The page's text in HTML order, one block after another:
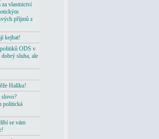
za vlastnictví
příjmů z
kejhat!
ODS v
sluha, ale
Halíku!
politická
se vám